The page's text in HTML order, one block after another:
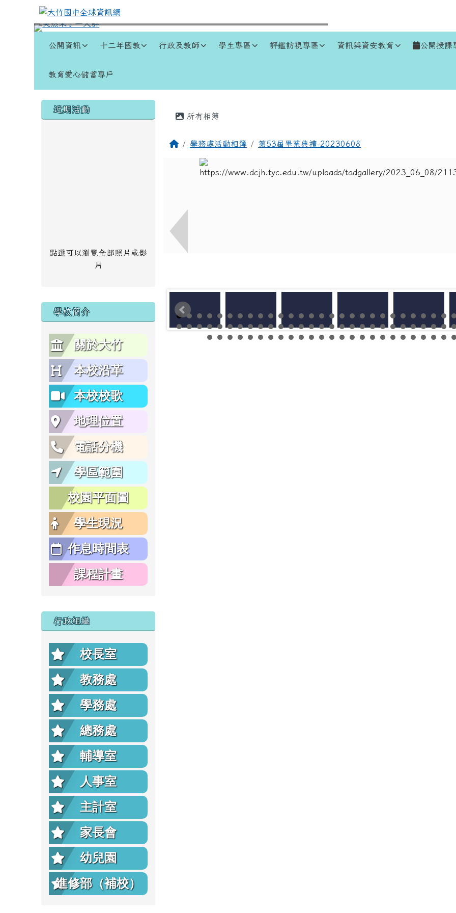
跳至主內容區
大竹國中全球資訊網
公開資訊 十二年國教 行政及教師 學生專區 評鑑訪視專區 資訊與資安教育 公開授課
教育愛心儲蓄專戶
左邊區域內容
近期活動
點選可以瀏覽全部照片或影
片
學校簡介
關於大竹
本校沿革
本校校歌
地理位置
電話分機
學區範圍
校園平面圖
學生現況
作息時間表
課程計畫
行政組織
校長室
教務處
學務處
總務處
輔導室
人事室
主計室
家長會
幼兒園
進修部（補校）
主內容區域
所有相簿
回首頁學務處活動相簿 第53屆畢業典禮-20230608
頁尾區域